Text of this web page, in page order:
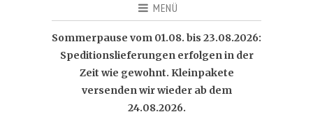
MENÜ
Sommerpause vom 01.08. bis 23.08.2026:
Speditionslieferungen erfolgen in der
Zeit wie gewohnt. Kleinpakete
versenden wir wieder ab dem
24.08.2026.